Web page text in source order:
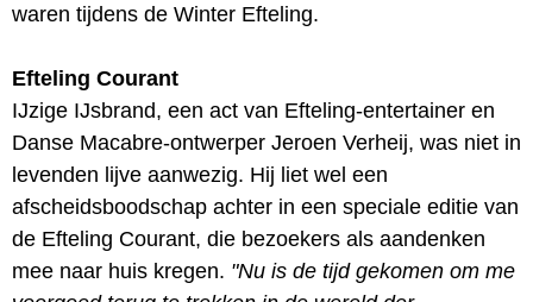
waren tijdens de Winter Efteling.
Efteling Courant
IJzige IJsbrand, een act van Efteling-entertainer en
Danse Macabre-ontwerper Jeroen Verheij, was niet in
levenden lijve aanwezig. Hij liet wel een
afscheidsboodschap achter in een speciale editie van
de Efteling Courant, die bezoekers als aandenken
mee naar huis kregen. "Nu is de tijd gekomen om me